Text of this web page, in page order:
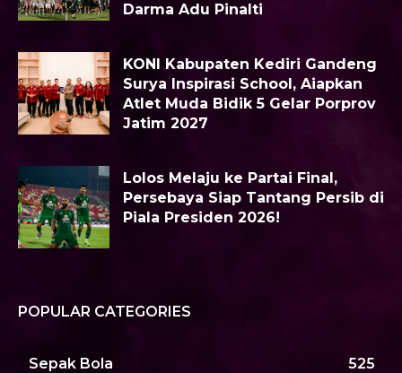
Darma Adu Pinalti
KONI Kabupaten Kediri Gandeng
Surya Inspirasi School, Aiapkan
Atlet Muda Bidik 5 Gelar Porprov
Jatim 2027
Lolos Melaju ke Partai Final,
Persebaya Siap Tantang Persib di
Piala Presiden 2026!
POPULAR CATEGORIES
Sepak Bola 525